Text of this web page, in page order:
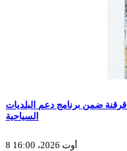
ضمن برنامج دعم البلديات
السياحية
8 أوت 2026، 16:00